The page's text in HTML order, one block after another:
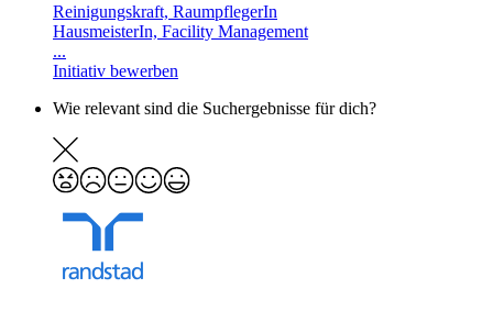
Reinigungskraft, RaumpflegerIn
HausmeisterIn, Facility Management
...
Initiativ bewerben
Wie relevant sind die Suchergebnisse für dich?